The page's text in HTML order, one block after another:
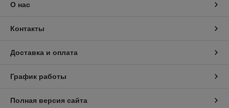
О нас
Контакты
Доставка и оплата
График работы
Полная версия сайта